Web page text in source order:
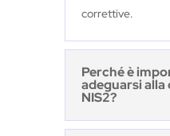
correttive.
Perché è
adeguarsi
NIS2?